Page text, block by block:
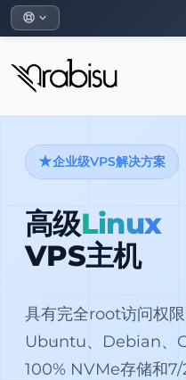
企业级VPS解决方案
高级Linux
VPS主机
具有完全root访问权
Ubuntu、Debian、
100% NVMe存储和7/